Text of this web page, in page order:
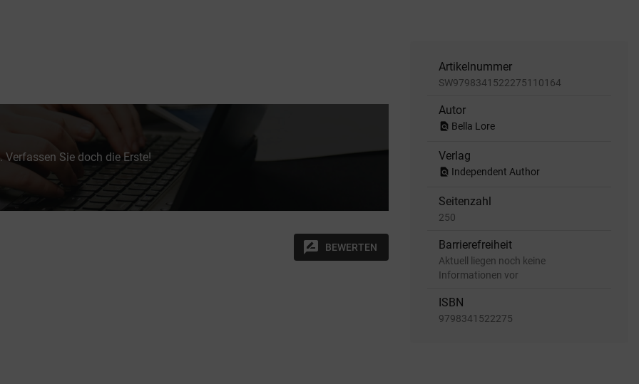
Verfassen Sie doch die Erste!
rate_review BEWERTEN
Artikelnummer
SW9798341522275110164
Autor
find_in_page Bella Lore
Verlag
find_in_page Independent Author
Seitenzahl
250
Barrierefreiheit
Aktuell liegen noch keine
Informationen vor
ISBN
9798341522275